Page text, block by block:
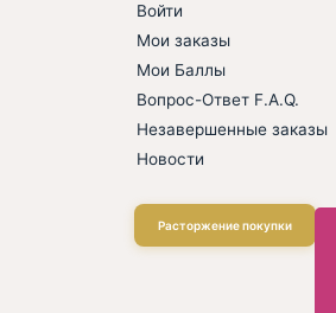
Войти
Мои заказы
Мои Баллы
Вопрос-Ответ F.A.Q.
Незавершенные заказы
Новости
Расторжение покупки